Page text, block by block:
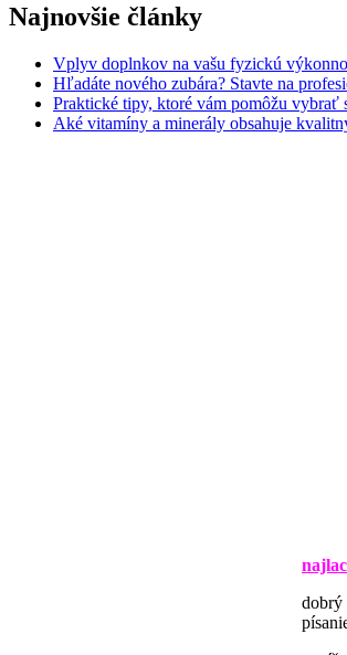
Najnovšie články
Vplyv doplnkov na vašu fyzickú
Hľadáte nového zubára? Stavte na
Praktické tipy, ktoré vám pomôžu vybrať
Aké vitamíny a minerály obsahuje
dobrý